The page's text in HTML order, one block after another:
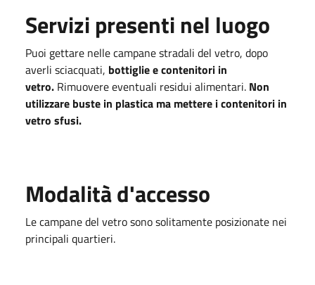
Servizi presenti nel luogo
Puoi gettare nelle campane stradali del vetro, dopo
averli sciacquati, bottiglie e contenitori in
vetro. Rimuovere eventuali residui alimentari. Non
utilizzare buste in plastica ma mettere i contenitori in
vetro sfusi.
Modalità d'accesso
Le campane del vetro sono solitamente posizionate nei
principali quartieri.